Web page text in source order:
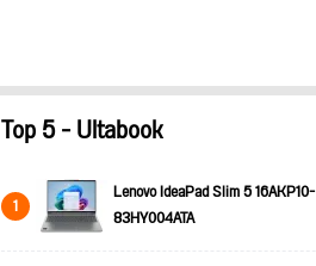
Top 5 - Ultabook
1
Lenovo IdeaPad Slim 5 16AKP10-
83HY004ATA